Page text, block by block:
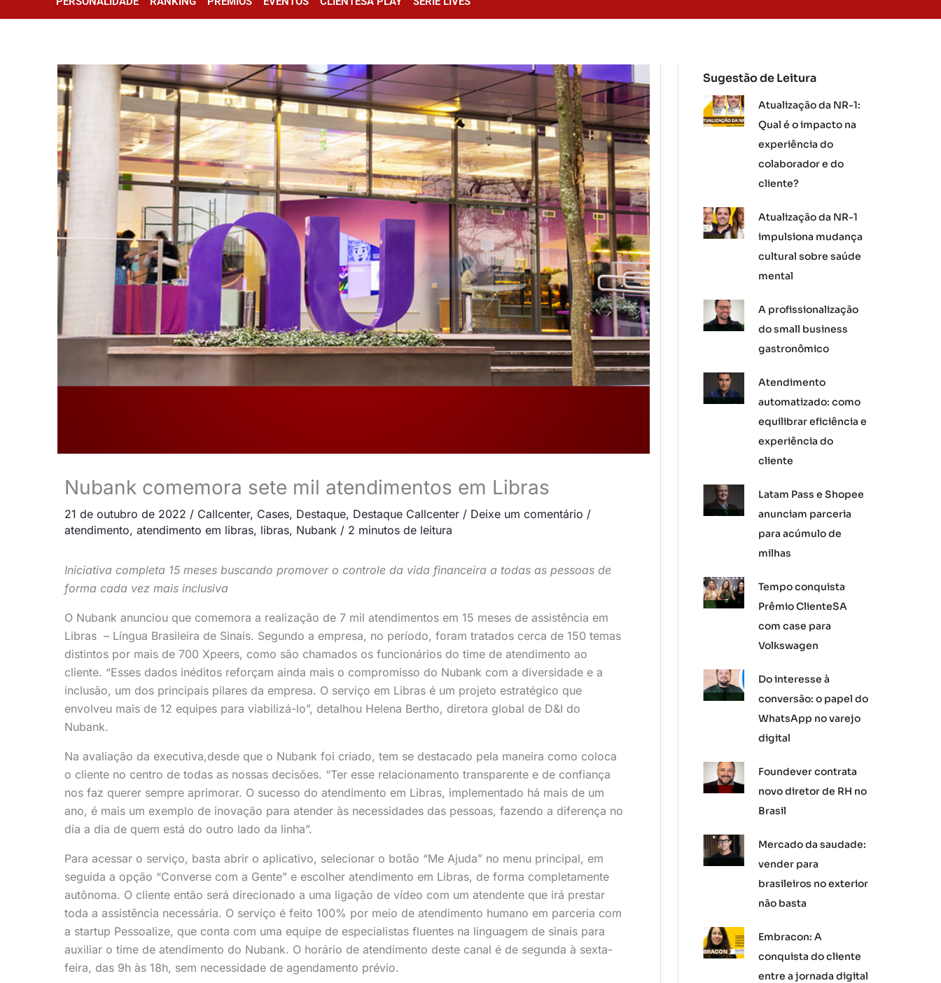
Nubank comemora sete mil atendimentos em Libras
21 de outubro de 2022 / Callcenter, Cases, Destaque, Destaque Callcenter / Deixe um comentário /
atendimento, atendimento em libras, libras, Nubank / 2 minutos de leitura
Iniciativa completa 15 meses buscando promover o controle da vida financeira a todas as pessoas de
forma cada vez mais inclusiva
O Nubank anunciou que comemora a realização de 7 mil atendimentos em 15 meses de assistência em
Libras – Língua Brasileira de Sinais. Segundo a empresa, no período, foram tratados cerca de 150 temas
distintos por mais de 700 Xpeers, como são chamados os funcionários do time de atendimento ao
cliente. “Esses dados inéditos reforçam ainda mais o compromisso do Nubank com a diversidade e a
inclusão, um dos principais pilares da empresa. O serviço em Libras é um projeto estratégico que
envolveu mais de 12 equipes para viabilizá-lo”, detalhou Helena Bertho, diretora global de D&I do
Nubank.
Na avaliação da executiva,desde que o Nubank foi criado, tem se destacado pela maneira como coloca
o cliente no centro de todas as nossas decisões. “Ter esse relacionamento transparente e de confiança
nos faz querer sempre aprimorar. O sucesso do atendimento em Libras, implementado há mais de um
ano, é mais um exemplo de inovação para atender às necessidades das pessoas, fazendo a diferença no
dia a dia de quem está do outro lado da linha”.
Para acessar o serviço, basta abrir o aplicativo, selecionar o botão “Me Ajuda” no menu principal, em
seguida a opção “Converse com a Gente” e escolher atendimento em Libras, de forma completamente
autônoma. O cliente então será direcionado a uma ligação de vídeo com um atendente que irá prestar
toda a assistência necessária. O serviço é feito 100% por meio de atendimento humano em parceria com
a startup Pessoalize, que conta com uma equipe de especialistas fluentes na linguagem de sinais para
auxiliar o time de atendimento do Nubank. O horário de atendimento deste canal é de segunda à sexta-
feira, das 9h às 18h, sem necessidade de agendamento prévio.
Sugestão de Leitura
Atualização da NR-1:
Qual é o impacto na
experiência do
colaborador e do
cliente?
Atualização da NR-1
impulsiona mudança
cultural sobre saúde
mental
A profissionalização
do small business
gastronômico
Atendimento
automatizado: como
equilibrar eficiência e
experiência do
cliente
Latam Pass e Shopee
anunciam parceria
para acúmulo de
milhas
Tempo conquista
Prêmio ClienteSA
com case para
Volkswagen
Do interesse à
conversão: o papel do
WhatsApp no varejo
digital
Foundever contrata
novo diretor de RH no
Brasil
Mercado da saudade:
vender para
brasileiros no exterior
não basta
Embracon: A
conquista do cliente
entre a jornada digital